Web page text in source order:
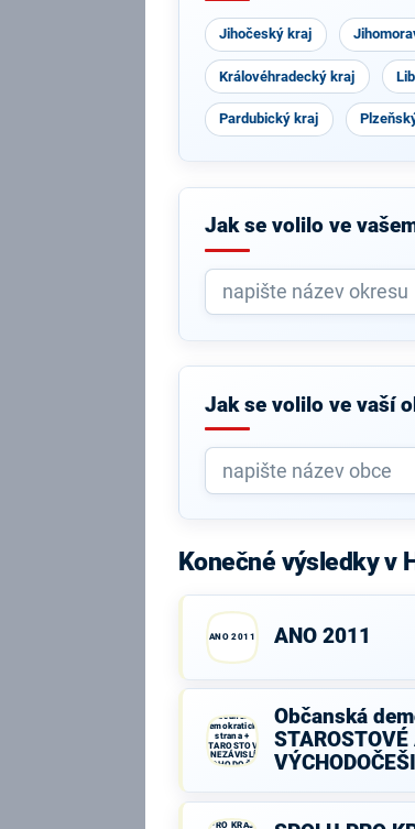
Jihočeský kraj
Královéhradecký kraj
Pardubický kraj
Jak se volilo ve
Jak se volilo ve vaší
Konečné výsledky v
ANO 2011 ANO 2011
Občanská
demokratická
strana +
STAROSTOVÉ
A NEZÁVISLÍ a
VÝCHODOČEŠI
Občanská
VÝCHODOČEŠI
PRO KRAJ